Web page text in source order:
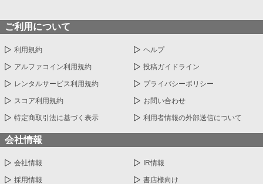
ご利用について
利用規約 ヘルプ
アルファコイン利用規約 投稿ガイドライン
レンタルサービス利用規約 プライバシーポリシー
スコア利用規約 お問い合わせ
特定商取引法に基づく表示 利用者情報の外部送信について
会社情報
会社情報 IR情報
採用情報 書店様向け